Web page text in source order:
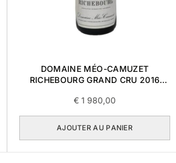
DOMAINE MÉO-CAMUZET
RICHEBOURG GRAND CRU 2016
€ 1 980,00
AJOUTER AU PANIER